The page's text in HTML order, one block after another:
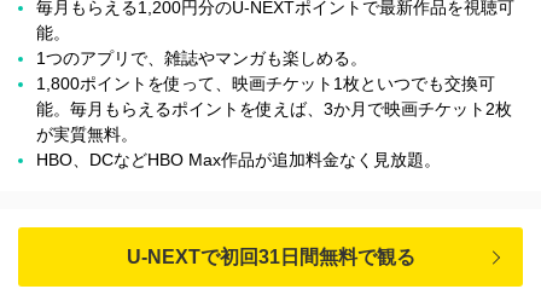
毎月もらえる1,200円分のU-NEXTポイントで最新作品を視聴可
能。
1つのアプリで、雑誌やマンガも楽しめる。
1,800ポイントを使って、映画チケット1枚といつでも交換可
能。毎月もらえるポイントを使えば、3か月で映画チケット2枚
が実質無料。
HBO、DCなどHBO Max作品が追加料金なく見放題。
U-NEXTで初回31日間無料で観る